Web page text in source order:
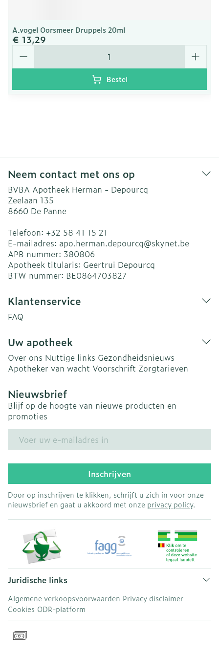
A.vogel Oorsmeer Druppels 20ml
€ 13,29
Aantal
Bestel
Neem contact met ons op
BVBA Apotheek Herman - Depourcq
Zeelaan 135
8660 De Panne
Telefoon: +32 58 41 15 21
E-mailadres: apo.herman.depourcq@skynet.be
APB nummer: 380806
Apotheek titularis: Geertrui Depourcq
BTW nummer: BE0864703827
Klantenservice
FAQ
Uw apotheek
Over ons Nuttige links Gezondheidsnieuws
Apotheker van wacht Voorschrift Zorgtarieven
Nieuwsbrief
Blijf op de hoogte van nieuwe producten en
promoties
Inschrijven
Door op inschrijven te klikken, schrijft u zich in voor onze
nieuwsbrief en gaat u akkoord met onze privacy policy.
Juridische links
Algemene verkoopsvoorwaarden Privacy disclaimer
Cookies ODR-platform